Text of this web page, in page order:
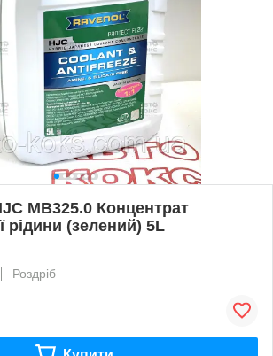
MB325.0 Концентрат
рідини (зелений) 5L
Роздріб